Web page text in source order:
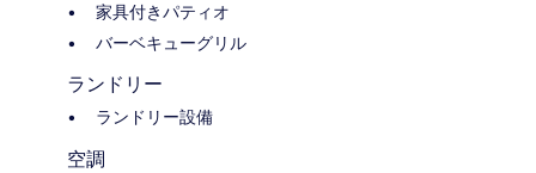
家具付きパティオ
バーベキューグリル
ランドリー
ランドリー設備
空調